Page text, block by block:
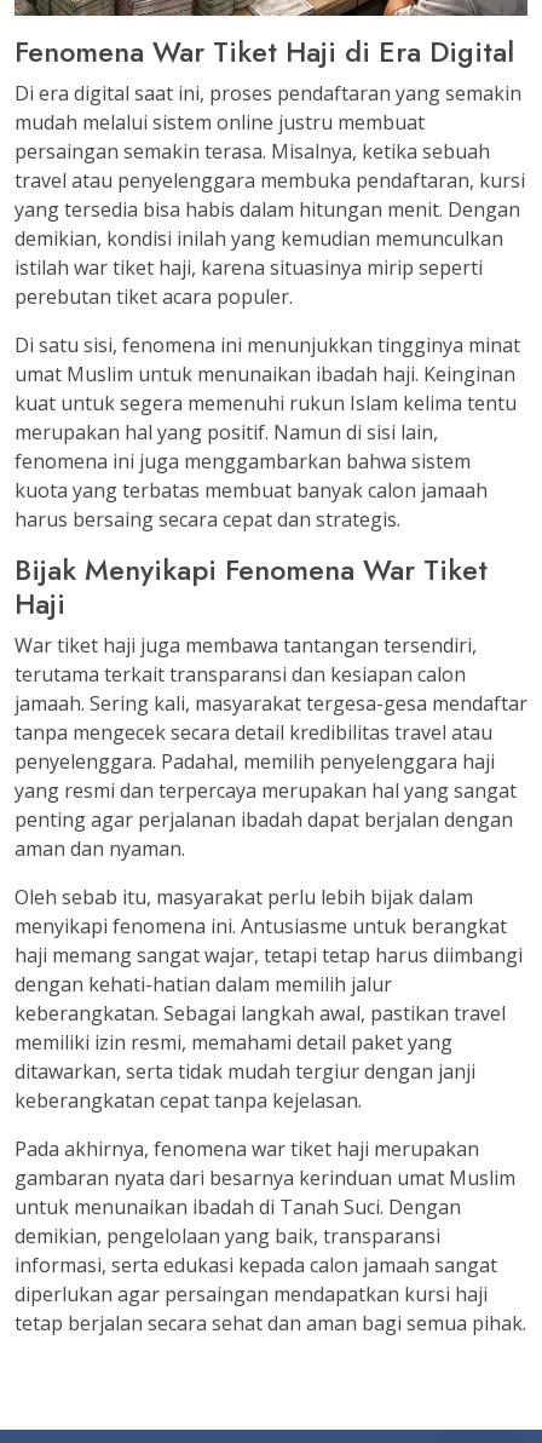
Fenomena War Tiket Haji di Era Digital
Di era digital saat ini, proses pendaftaran yang semakin
mudah melalui sistem online justru membuat
persaingan semakin terasa. Misalnya, ketika sebuah
travel atau penyelenggara membuka pendaftaran, kursi
yang tersedia bisa habis dalam hitungan menit. Dengan
demikian, kondisi inilah yang kemudian memunculkan
istilah war tiket haji, karena situasinya mirip seperti
perebutan tiket acara populer.
Di satu sisi, fenomena ini menunjukkan tingginya minat
umat Muslim untuk menunaikan ibadah haji. Keinginan
kuat untuk segera memenuhi rukun Islam kelima tentu
merupakan hal yang positif. Namun di sisi lain,
fenomena ini juga menggambarkan bahwa sistem
kuota yang terbatas membuat banyak calon jamaah
harus bersaing secara cepat dan strategis.
Bijak Menyikapi Fenomena War Tiket
Haji
War tiket haji juga membawa tantangan tersendiri,
terutama terkait transparansi dan kesiapan calon
jamaah. Sering kali, masyarakat tergesa-gesa mendaftar
tanpa mengecek secara detail kredibilitas travel atau
penyelenggara. Padahal, memilih penyelenggara haji
yang resmi dan terpercaya merupakan hal yang sangat
penting agar perjalanan ibadah dapat berjalan dengan
aman dan nyaman.
Oleh sebab itu, masyarakat perlu lebih bijak dalam
menyikapi fenomena ini. Antusiasme untuk berangkat
haji memang sangat wajar, tetapi tetap harus diimbangi
dengan kehati-hatian dalam memilih jalur
keberangkatan. Sebagai langkah awal, pastikan travel
memiliki izin resmi, memahami detail paket yang
ditawarkan, serta tidak mudah tergiur dengan janji
keberangkatan cepat tanpa kejelasan.
Pada akhirnya, fenomena war tiket haji merupakan
gambaran nyata dari besarnya kerinduan umat Muslim
untuk menunaikan ibadah di Tanah Suci. Dengan
demikian, pengelolaan yang baik, transparansi
informasi, serta edukasi kepada calon jamaah sangat
diperlukan agar persaingan mendapatkan kursi haji
tetap berjalan secara sehat dan aman bagi semua pihak.